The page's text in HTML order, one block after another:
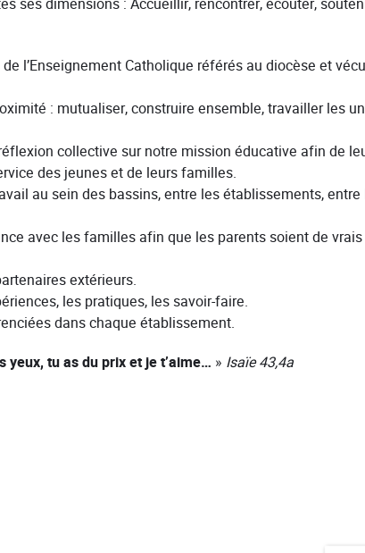
l’Enseignement Catholique référés au diocèse et
: mutualiser, construire ensemble, travailler les
collective sur notre mission éducative afin de
des jeunes et de leurs familles.
au sein des bassins, entre les établissements,
avec les familles afin que les parents soient de
extérieurs.
les pratiques, les savoir-faire.
dans chaque établissement.
yeux, tu as du prix et je t’aime… » Isaïe 43,4a